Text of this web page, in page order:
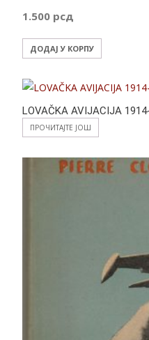
1.500 рсд
ДОДАЈ У КОРПУ
LOVAČKA AVIJACIJA
ПРОЧИТАЈТЕ ЈОШ